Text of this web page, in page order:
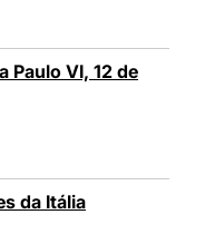
Paulo VI, 12 de
da Itália